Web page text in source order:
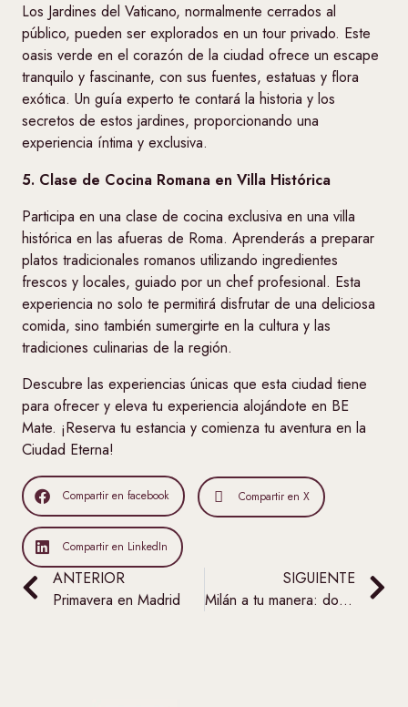
Los Jardines del Vaticano, normalmente cerrados al
público, pueden ser explorados en un tour privado. Este
oasis verde en el corazón de la ciudad ofrece un escape
tranquilo y fascinante, con sus fuentes, estatuas y flora
exótica. Un guía experto te contará la historia y los
secretos de estos jardines, proporcionando una
experiencia íntima y exclusiva.
5. Clase de Cocina Romana en Villa Histórica
Participa en una clase de cocina exclusiva en una villa
histórica en las afueras de Roma. Aprenderás a preparar
platos tradicionales romanos utilizando ingredientes
frescos y locales, guiado por un chef profesional. Esta
experiencia no solo te permitirá disfrutar de una deliciosa
comida, sino también sumergirte en la cultura y las
tradiciones culinarias de la región.
Descubre las experiencias únicas que esta ciudad tiene
para ofrecer y eleva tu experiencia alojándote en BE
Mate. ¡Reserva tu estancia y comienza tu aventura en la
Ciudad Eterna!
Compartir en facebook Compartir en X
Compartir en LinkedIn
ANTERIOR
Primavera en Madrid
SIGUIENTE
Milán a tu manera: dos formas de vivir la ciudad con Be Mate